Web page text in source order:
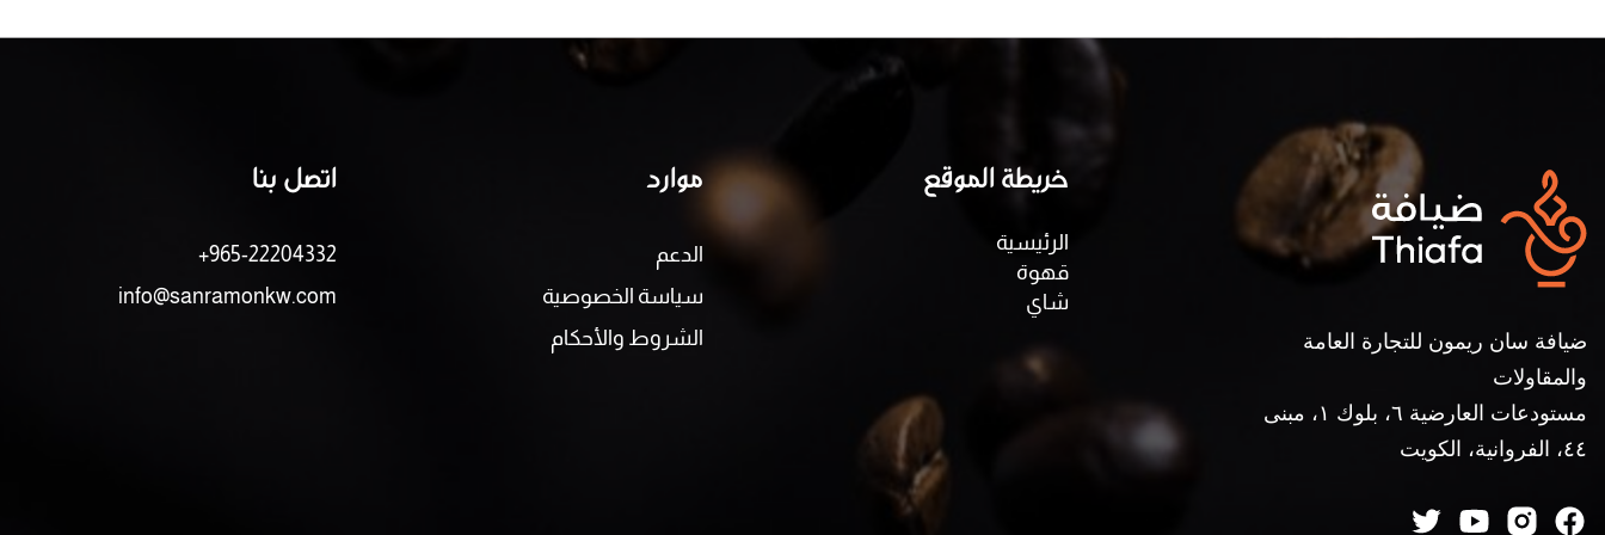
ضيافة سان ريمون للتجارة العامة
والمقاولات
مستودعات العارضية ٦، بلوك ١، مبنى
٤٤، الفروانية، الكويت
خريطة الموقع
الرئيسية
قهوة
شاي
موارد
الدعم
سياسة الخصوصية
الشروط والأحكام
اتصل بنا
+965-22204332
info@sanramonkw.com